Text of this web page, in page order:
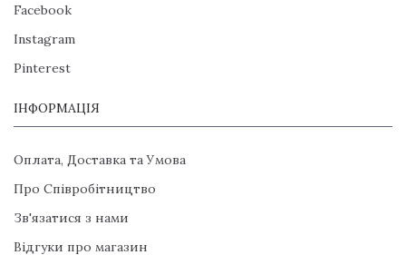
Facebook
Instagram
Pinterest
ІНФОРМАЦІЯ
Оплата, Доставка та Умова
Про Співробітництво
Зв'язатися з нами
Відгуки про магазин